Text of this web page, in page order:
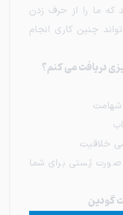
که ما را از حرف زدن
چنین کاری انجام
دریافت می کنم؟
شهامت
خلاقیت
پُستی برای شما
گودین